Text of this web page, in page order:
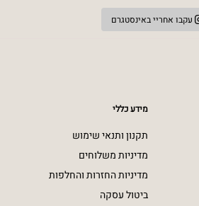
עקבו אחריי באינסטגרם
מידע כללי
תקנון ותנאי שימוש
מדיניות משלוחים
מדיניות החזרות והחלפות
ביטול עסקה